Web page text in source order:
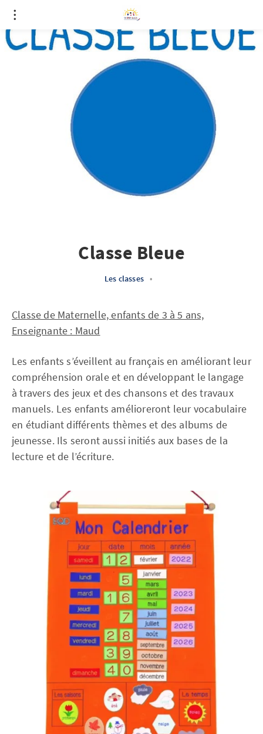
Classe Bleue
Les classes •
Classe de Maternelle, enfants de 3 à 5 ans,
Enseignante : Maud
Les enfants s’éveillent au français en améliorant leur
compréhension orale et en développant le langage
à travers des jeux et des chansons et des travaux
manuels. Les enfants amélioreront leur vocabulaire
en étudiant différents thèmes et des albums de
jeunesse. Ils seront aussi initiés aux bases de la
lecture et de l’écriture.